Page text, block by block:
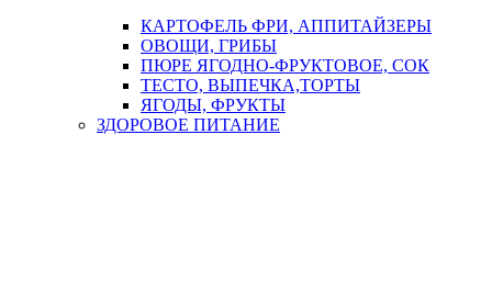
КАРТОФЕЛЬ ФРИ, АППИТАЙЗЕРЫ
ОВОЩИ, ГРИБЫ
ПЮРЕ ЯГОДНО-ФРУКТОВОЕ, СОК
ТЕСТО, ВЫПЕЧКА,ТОРТЫ
ЯГОДЫ, ФРУКТЫ
ЗДОРОВОЕ ПИТАНИЕ